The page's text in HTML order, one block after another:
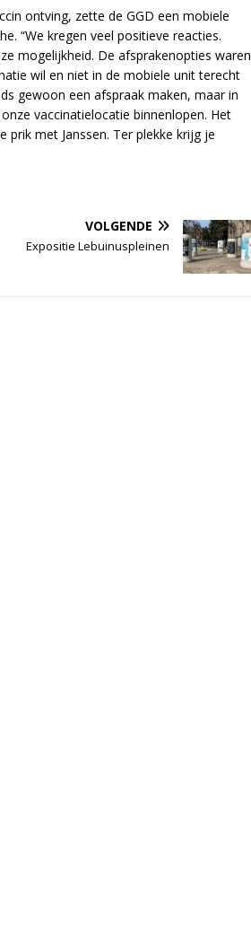
ontving, zette de GGD een mobiele
“We kregen veel positieve reacties.
mogelijkheid. De afsprakenopties waren
wil en niet in de mobiele unit terecht
gewoon een afspraak maken, maar in
vaccinatielocatie binnenlopen. Het
met Janssen. Ter plekke krijg je
VOLGENDE
Expositie Lebuinuspleinen